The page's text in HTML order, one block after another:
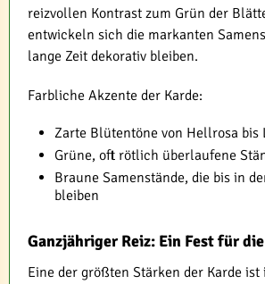
reizvollen Kontrast zum Grün der
entwickeln sich die markanten
lange Zeit dekorativ bleiben.
Farbliche Akzente der Karde:
Zarte Blütentöne von Hellrosa bis
Grüne, oft rötlich überlaufene
Braune Samenstände, die bis in
bleiben
Ganzjähriger Reiz: Ein Fest für
Eine der größten Stärken der Karde